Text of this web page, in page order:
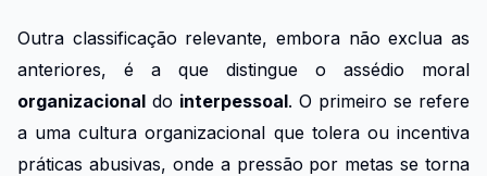
Outra classificação relevante, embora não exclua as
anteriores, é a que distingue o assédio moral
organizacional do interpessoal. O primeiro se refere
a uma cultura organizacional que tolera ou incentiva
práticas abusivas, onde a pressão por metas se torna